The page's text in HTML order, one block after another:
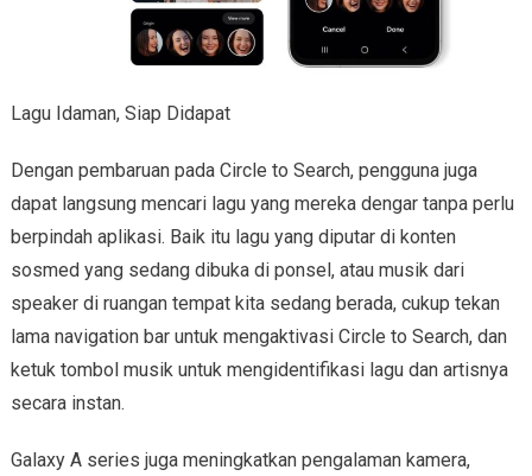
Lagu Idaman, Siap Didapat
Dengan pembaruan pada Circle to Search, pengguna juga
dapat langsung mencari lagu yang mereka dengar tanpa perlu
berpindah aplikasi. Baik itu lagu yang diputar di konten
sosmed yang sedang dibuka di ponsel, atau musik dari
speaker di ruangan tempat kita sedang berada, cukup tekan
lama navigation bar untuk mengaktivasi Circle to Search, dan
ketuk tombol musik untuk mengidentifikasi lagu dan artisnya
secara instan.
Galaxy A series juga meningkatkan pengalaman kamera,